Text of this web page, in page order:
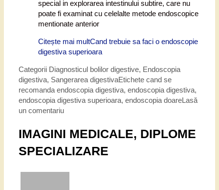
special in explorarea intestinului subtire, care nu
poate fi examinat cu celelalte metode endoscopice
mentionate anterior
Citește mai multCand trebuie sa faci o endoscopie
digestiva superioara
Categorii Diagnosticul bolilor digestive, Endoscopia
digestiva, Sangerarea digestivaEtichete cand se
recomanda endoscopia digestiva, endoscopia digestiva,
endoscopia digestiva superioara, endoscopia doareLasă
un comentariu
IMAGINI MEDICALE, DIPLOME
SPECIALIZARE